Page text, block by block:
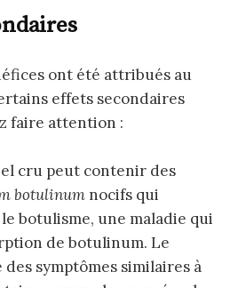
ont été attribués au
effets secondaires
faire attention :
cru peut contenir des
botulinum nocifs qui
botulisme, une maladie qui
de botulinum. Le
symptômes similaires à